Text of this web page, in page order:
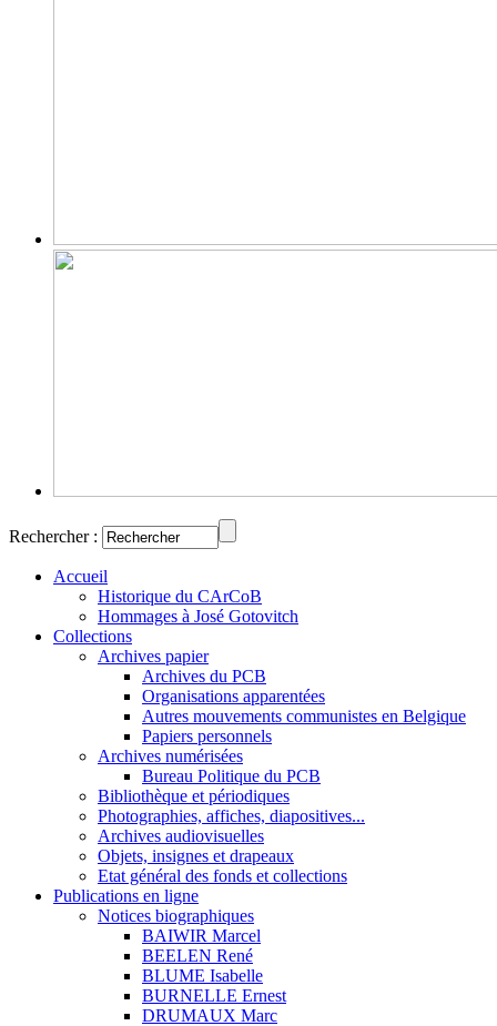
Rechercher :
Accueil
Historique du CArCoB
Hommages à José Gotovitch
Collections
Archives papier
Archives du PCB
Organisations apparentées
Autres mouvements communistes en Belgique
Papiers personnels
Archives numérisées
Bureau Politique du PCB
Bibliothèque et périodiques
Photographies, affiches, diapositives...
Archives audiovisuelles
Objets, insignes et drapeaux
Etat général des fonds et collections
Publications en ligne
Notices biographiques
BAIWIR Marcel
BEELEN René
BLUME Isabelle
BURNELLE Ernest
DRUMAUX Marc